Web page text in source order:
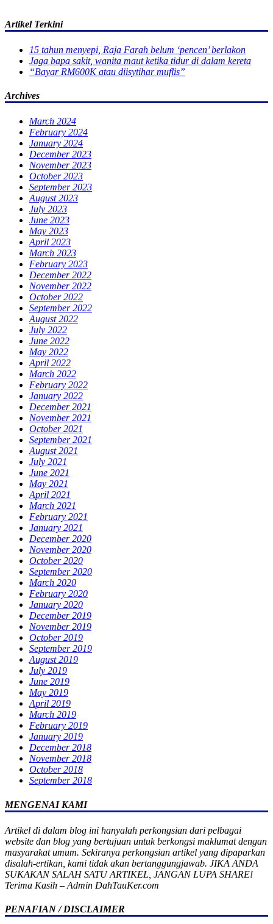
Artikel Terkini
15 tahun menyepi, Raja Farah belum ‘pencen’ berlakon
Jaga bapa sakit, wanita maut ketika tidur di dalam kereta
“Bayar RM600K atau diisytihar muflis”
Archives
March 2024
February 2024
January 2024
December 2023
November 2023
October 2023
September 2023
August 2023
July 2023
June 2023
May 2023
April 2023
March 2023
February 2023
December 2022
November 2022
October 2022
September 2022
August 2022
July 2022
June 2022
May 2022
April 2022
March 2022
February 2022
January 2022
December 2021
November 2021
October 2021
September 2021
August 2021
July 2021
June 2021
May 2021
April 2021
March 2021
February 2021
January 2021
December 2020
November 2020
October 2020
September 2020
March 2020
February 2020
January 2020
December 2019
November 2019
October 2019
September 2019
August 2019
July 2019
June 2019
May 2019
April 2019
March 2019
February 2019
January 2019
December 2018
November 2018
October 2018
September 2018
MENGENAI KAMI
Artikel di dalam blog ini hanyalah perkongsian dari pelbagai
website dan blog yang bertujuan untuk berkongsi maklumat dengan
masyarakat umum. Sekiranya perkongsian artikel yang dipaparkan
disalah-ertikan, kami tidak akan bertanggungjawab. JIKA ANDA
SUKAKAN SALAH SATU ARTIKEL, JANGAN LUPA SHARE!
Terima Kasih – Admin DahTauKer.com
PENAFIAN / DISCLAIMER